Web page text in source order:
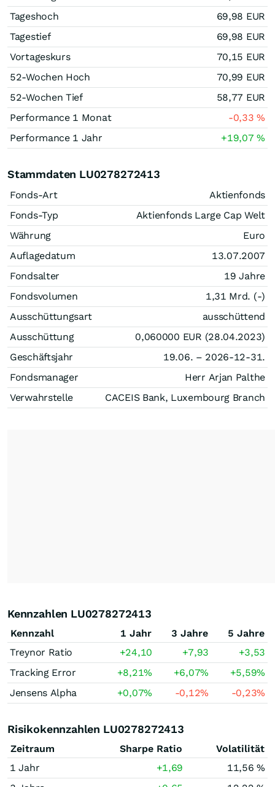
Tageshoch
69,98 EUR
Tagestief
69,98 EUR
Vortageskurs
70,15 EUR
52-Wochen Hoch
70,99 EUR
52-Wochen Tief
58,77 EUR
Performance 1 Monat
-0,33%
Performance 1 Jahr
+19,07%
Stammdaten LU0278272413
Fonds-Art
Aktienfonds
Fonds-Typ
Aktienfonds Large Cap Welt
Währung
Euro
Auflagedatum
13.07.2007
Fondsalter
19 Jahre
Fondsvolumen
1,31 Mrd. (-)
Ausschüttungsart
ausschüttend
Ausschüttung
0,060000 EUR (28.04.2023)
Geschäftsjahr
19.06. – 2026-12-31.
Fondsmanager
Herr Arjan Palthe
Verwahrstelle
CACEIS Bank, Luxembourg Branch
Kennzahlen LU0278272413
Kennzahl 1 Jahr 3 Jahre
5 Jahre
Treynor Ratio
+24,10 +7,93
+3,53
Tracking Error
+8,21% +6,07% +5,59%
Jensens Alpha
+0,07% -0,12% -0,23%
Risikokennzahlen LU0278272413
Zeitraum Sharpe Ratio
Volatilität
1 Jahr
+1,69
11,56 %